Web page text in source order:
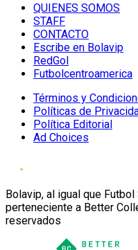
QUIENES SOMOS
STAFF
CONTACTO
Escribe en Bolavip
RedGol
Futbolcentroamerica
Términos y
Políticas de
Política Editorial
Ad Choices
Bolavip, al igual que
perteneciente a Better
reservados